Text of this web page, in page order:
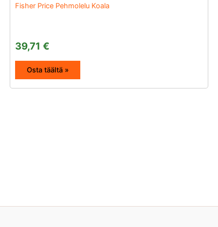
Fisher Price Pehmolelu Koala
39,71 €
Osta täältä »